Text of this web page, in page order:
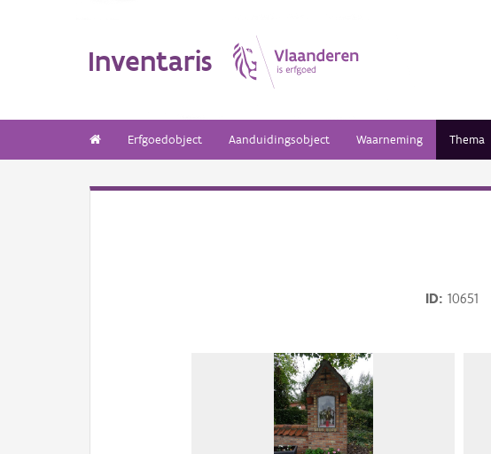
Inventaris
Erfgoedobject Aanduidingsobject Waarneming Thema
ID 10651